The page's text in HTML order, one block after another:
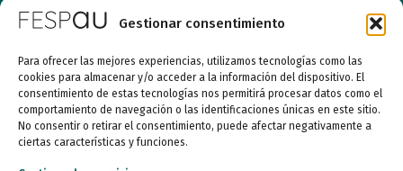
Gestionar consentimiento
Para ofrecer las mejores experiencias, utilizamos tecnologías como las
cookies para almacenar y/o acceder a la información del dispositivo. El
consentimiento de estas tecnologías nos permitirá procesar datos como el
comportamiento de navegación o las identificaciones únicas en este sitio.
No consentir o retirar el consentimiento, puede afectar negativamente a
ciertas características y funciones.
Recursos
Transparencia